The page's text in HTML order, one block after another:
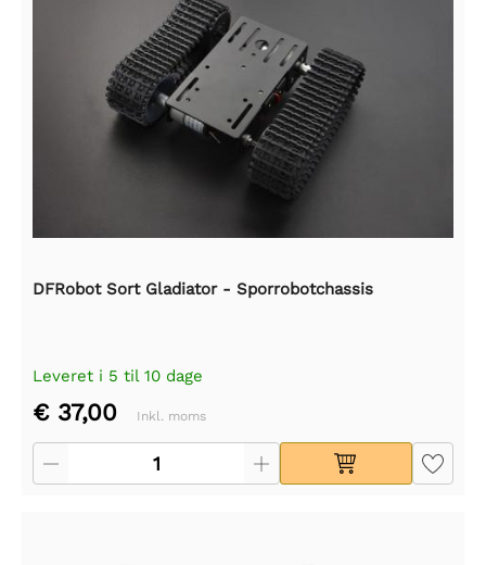
DFRobot Sort Gladiator - Sporrobotchassis
Leveret i 5 til 10 dage
€ 37,00 Inkl. moms